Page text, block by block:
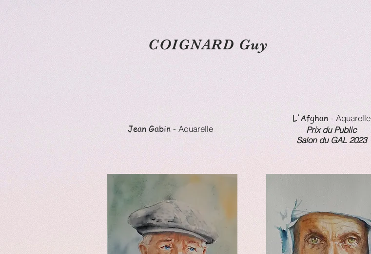
COIGNARD Guy
Jean Gabin - Aquarelle
L'Afghan - Aquarelle
Prix du Public
Salon du GAL 2023